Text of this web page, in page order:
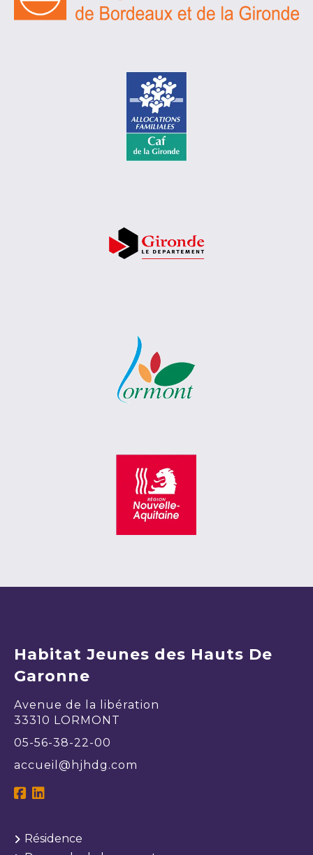
Habitat Jeunes des Hauts De
Garonne
Avenue de la libération
​​​​​​​33310 LORMONT
05-56-38-22-00
accueil@hjhdg.com
Résidence